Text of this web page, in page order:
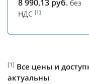
8 990,13 руб. без
НДС [1]
[1] Все цены и
актуальны